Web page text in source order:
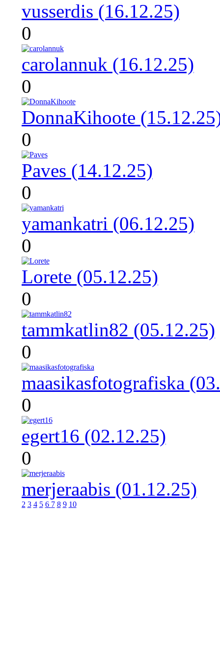
vusserdis (16.12.25)
0
carolannuk (16.12.25)
0
DonnaKihoote
0
Paves (14.12.25)
0
yamankatri (06.12.25)
0
Lorete (05.12.25)
0
tammkatlin82 (05.12.25)
0
maasikasfotografiska
0
egert16 (02.12.25)
0
merjeraabis (01.12.25)
2 3 4 5 6 7 8 9 10